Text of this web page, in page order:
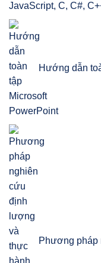
JavaScript, C, C#,
Hướng dẫn
Phương pháp